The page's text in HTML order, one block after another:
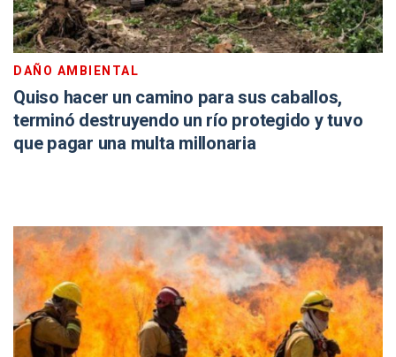
DAÑO AMBIENTAL
Quiso hacer un camino para sus caballos,
terminó destruyendo un río protegido y tuvo
que pagar una multa millonaria